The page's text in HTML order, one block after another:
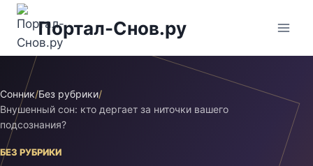
Перейти
содержимому
Портал-Снов.ру
Сонник/Без рубрики/
Внушенный сон: кто дергает за ниточки вашего
подсознания?
БЕЗ РУБРИКИ